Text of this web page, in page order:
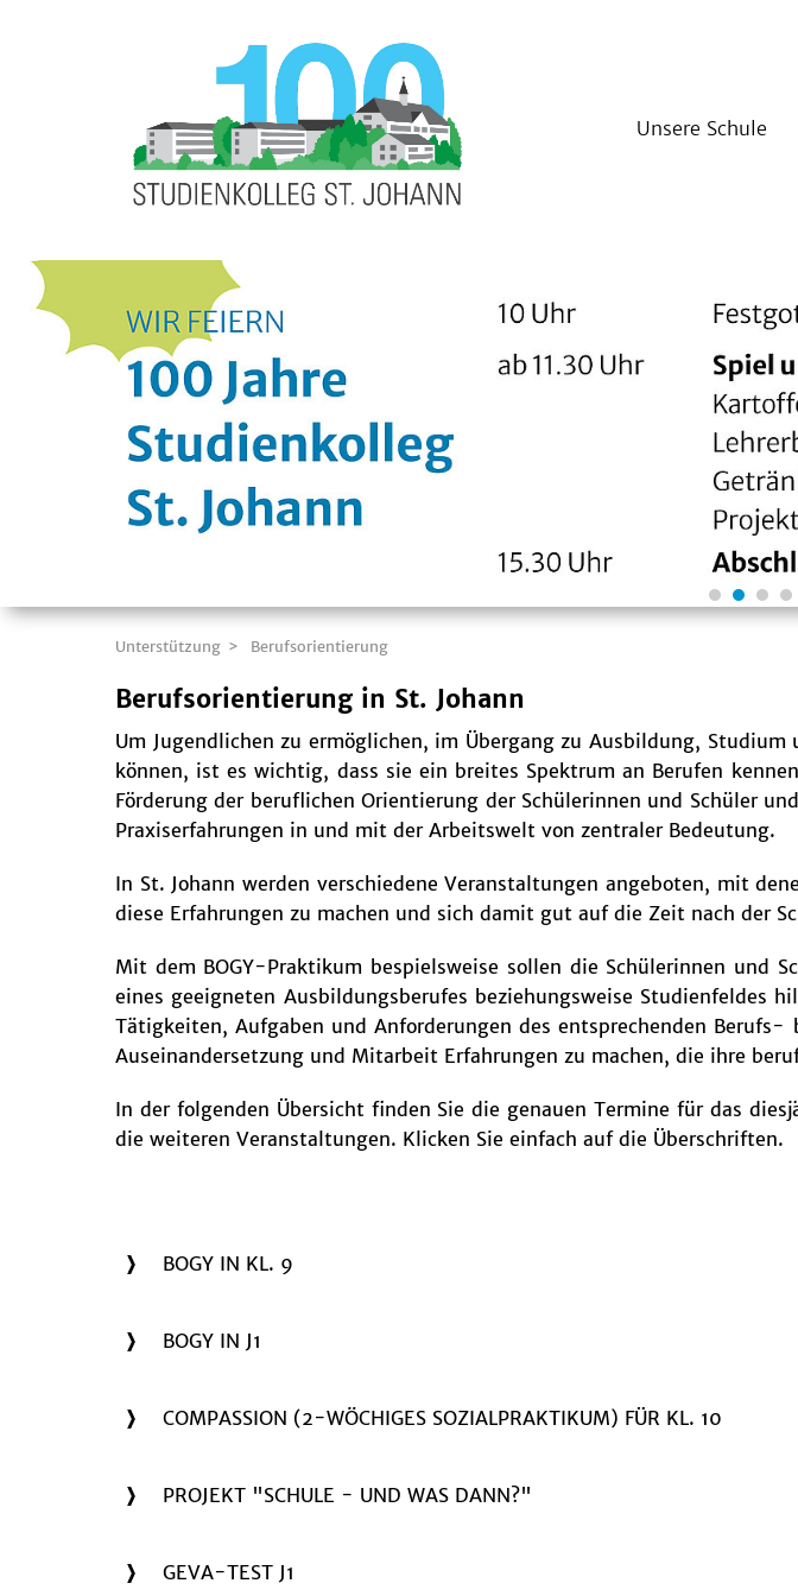
Unsere Schule
Unterstützung Berufsorientierung
Berufsorientierung in St. Johann
Um Jugendlichen zu ermöglichen, im Übergang zu Ausbildung,
können, ist es wichtig, dass sie ein breites Spektrum an Berufen
Förderung der beruflichen Orientierung der Schülerinnen und Schüler
Praxiserfahrungen in und mit der Arbeitswelt von zentraler Bedeutung.
In St. Johann werden verschiedene Veranstaltungen angeboten, mit
diese Erfahrungen zu machen und sich damit gut auf die Zeit nach der
Mit dem BOGY-Praktikum bespielsweise sollen die Schülerinnen und
eines geeigneten Ausbildungsberufes beziehungsweise Studienfeldes
Tätigkeiten, Aufgaben und Anforderungen des entsprechenden
Auseinandersetzung und Mitarbeit Erfahrungen zu machen, die ihre
In der folgenden Übersicht finden Sie die genauen Termine für das
die weiteren Veranstaltungen. Klicken Sie einfach auf die Überschriften.
BOGY IN KL. 9
BOGY IN J1
COMPASSION (2-WÖCHIGES SOZIALPRAKTIKUM) FÜR KL. 10
PROJEKT "SCHULE - UND WAS DANN?"
GEVA-TEST J1